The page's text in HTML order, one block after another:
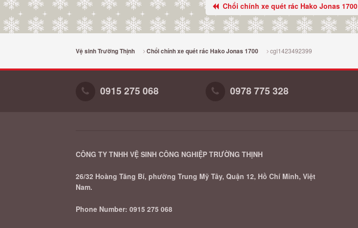
Chổi chính xe quét rác Hako Jonas 1700
Vệ sinh Trường Thịnh Chổi chính xe quét rác Hako Jonas 1700 cgl1423492399
0915 275 068 0978 775 328
CÔNG TY TNHH VỆ SINH CÔNG NGHIỆP TRƯỜNG THỊNH
26/32 Hoàng Tăng Bí, phường Trung Mỹ Tây, Quận 12, Hồ Chí Minh, Việt
Nam.
Phone Number: 0915 275 068